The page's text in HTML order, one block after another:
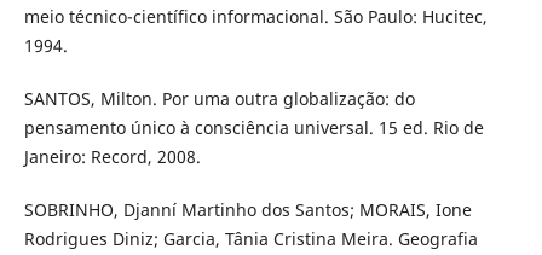
meio técnico-científico informacional. São Paulo: Hucitec,
1994.
SANTOS, Milton. Por uma outra globalização: do
pensamento único à consciência universal. 15 ed. Rio de
Janeiro: Record, 2008.
SOBRINHO, Djanní Martinho dos Santos; MORAIS, Ione
Rodrigues Diniz; Garcia, Tânia Cristina Meira. Geografia